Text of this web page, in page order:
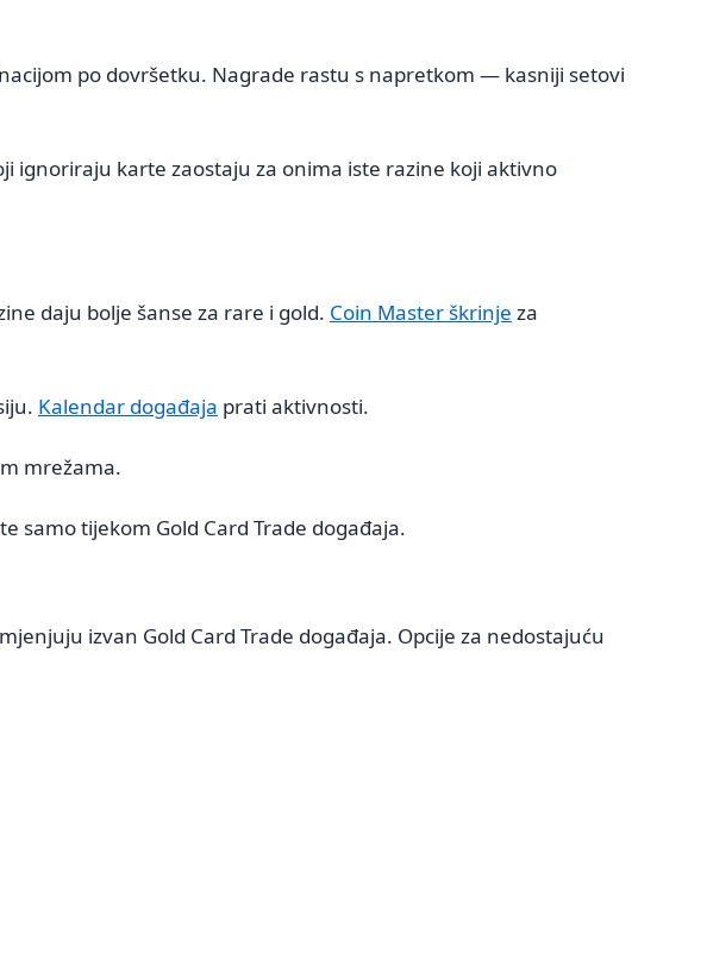
po dovršetku. Nagrade rastu s napretkom — kasniji setovi
ignoriraju karte zaostaju za onima iste razine koji aktivno
daju bolje šanse za rare i gold. Coin Master škrinje za
Kalendar događaja prati aktivnosti.
mrežama.
samo tijekom Gold Card Trade događaja.
izvan Gold Card Trade događaja. Opcije za nedostajuću